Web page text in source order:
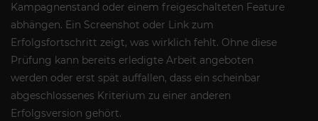
Kampagnenstand oder einem freigeschalteten Feature
abhängen. Ein Screenshot oder Link zum
Erfolgsfortschritt zeigt, was wirklich fehlt. Ohne diese
Prüfung kann bereits erledigte Arbeit angeboten
werden oder erst spät auffallen, dass ein scheinbar
abgeschlossenes Kriterium zu einer anderen
Erfolgsversion gehört.